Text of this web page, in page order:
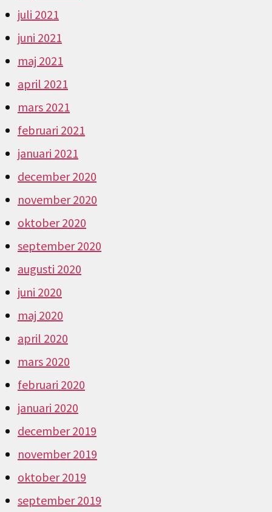
juli 2021
juni 2021
maj 2021
april 2021
mars 2021
februari 2021
januari 2021
december 2020
november 2020
oktober 2020
september 2020
augusti 2020
juni 2020
maj 2020
april 2020
mars 2020
februari 2020
januari 2020
december 2019
november 2019
oktober 2019
september 2019